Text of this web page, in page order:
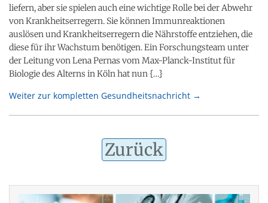
liefern, aber sie spielen auch eine wichtige Rolle bei der Abwehr
von Krankheitserregern. Sie können Immunreaktionen
auslösen und Krankheitserregern die Nährstoffe entziehen, die
diese für ihr Wachstum benötigen. Ein Forschungsteam unter
der Leitung von Lena Pernas vom Max-Planck-Institut für
Biologie des Alterns in Köln hat nun {…}
Weiter zur kompletten Gesundheitsnachricht →
Zurück